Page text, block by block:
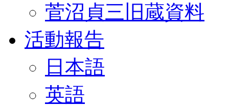
菅沼貞三旧蔵資料
活動報告
日本語
英語